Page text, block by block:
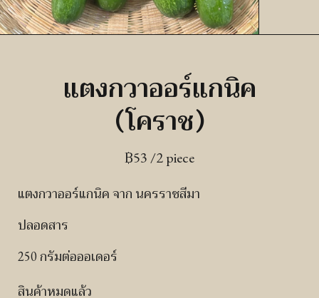
แตงกวาออร์แกนิค
(โคราช)
฿53 /2 piece
แตงกวาออร์แกนิค จาก นครราชสีมา
ปลอดสาร
250 กรัมต่อออเดอร์
สินค้าหมดแล้ว